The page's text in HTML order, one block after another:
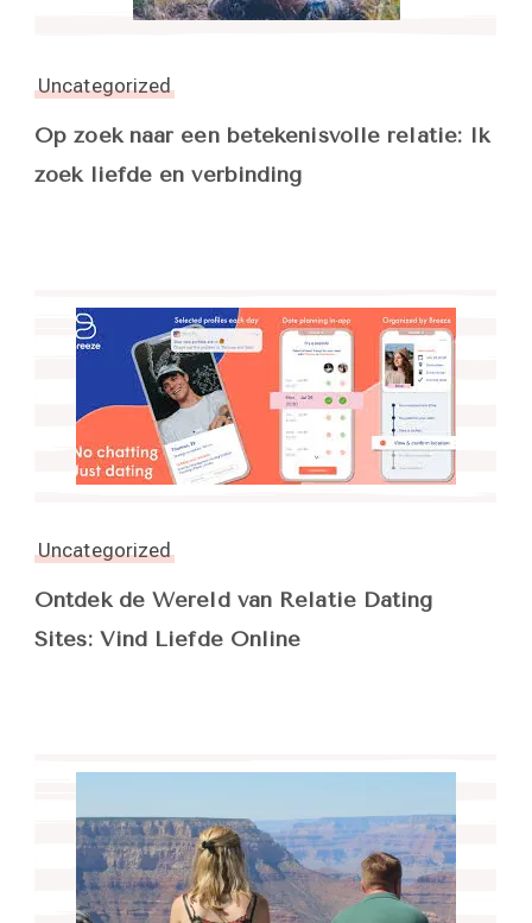
Uncategorized
Op zoek naar een betekenisvolle relatie: Ik
zoek liefde en verbinding
Uncategorized
Ontdek de Wereld van Relatie Dating
Sites: Vind Liefde Online